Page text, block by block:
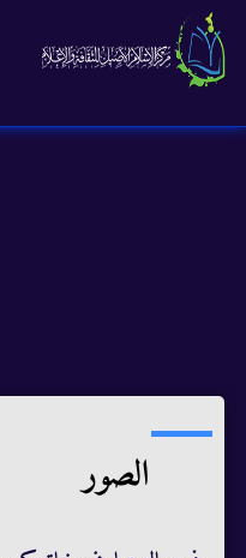
الصور